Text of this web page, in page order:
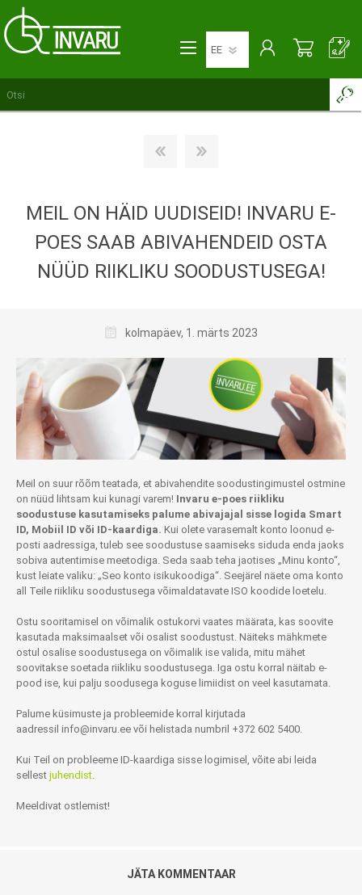
MEIL ON HÄID UUDISEID! INVARU E-
POES SAAB ABIVAHENDEID OSTA
NÜÜD RIIKLIKU SOODUSTUSEGA!
kolmapäev, 1. märts 2023
Meil on suur rõõm teatada, et abivahendite soodustingimustel ostmine
on nüüd lihtsam kui kunagi varem! Invaru e-poes riikliku
soodustuse kasutamiseks palume abivajajal sisse logida Smart
ID, Mobiil ID või ID-kaardiga. Kui olete varasemalt konto loonud e-
posti aadressiga, tuleb see soodustuse saamiseks siduda enda jaoks
sobiva autentimise meetodiga. Seda saab teha jaotises „Minu konto“,
kust leiate valiku: „Seo konto isikukoodiga“. Seejärel näete oma konto
all Teile riikliku soodustusega võimaldatavate ISO koodide loetelu.
Ostu sooritamisel on võimalik ostukorvi vaates määrata, kas soovite
kasutada maksimaalset või osalist soodustust. Näiteks mähkmete
ostul osalise soodustusega on võimalik ise valida, mitu mähet
soovitakse soetada riikliku soodustusega. Iga ostu korral näitab e-
pood ise, kui palju soodusega koguse limiidist on veel kasutamata.
Palume küsimuste ja probleemide korral kirjutada
aadressil info@invaru.ee või helistada numbril +372 602 5400.
Kui Teil on probleeme ID-kaardiga sisse logimisel, võite abi leida
sellest juhendist
Meeldivat ostlemist!
JÄTA KOMMENTAAR